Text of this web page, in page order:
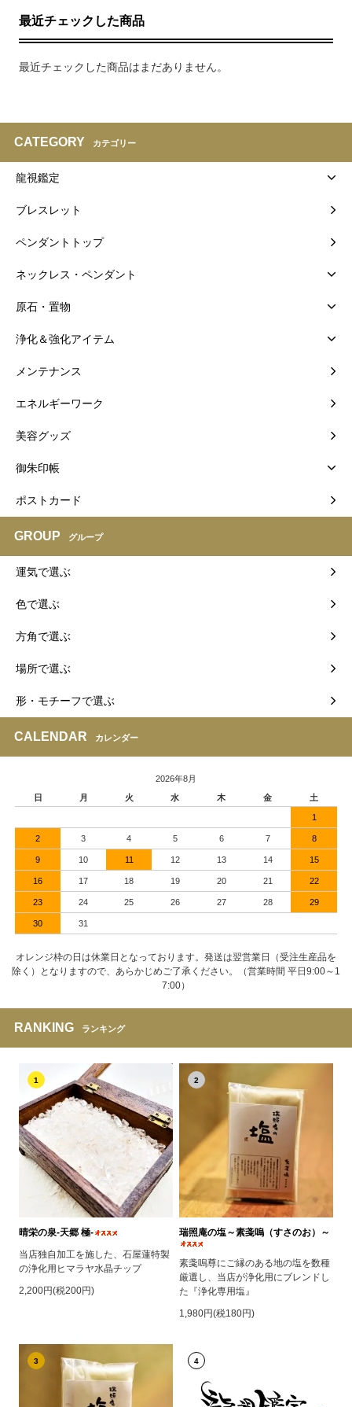
最近チェックした商品
最近チェックした商品はまだありません。
CATEGORY カテゴリー
龍視鑑定
ブレスレット
ペンダントトップ
ネックレス・ペンダント
原石・置物
浄化＆強化アイテム
メンテナンス
エネルギーワーク
美容グッズ
御朱印帳
ポストカード
GROUP グループ
運気で選ぶ
色で選ぶ
方角で選ぶ
場所で選ぶ
形・モチーフで選ぶ
CALENDAR カレンダー
2026年8月
日
月 火 水 木 金 土
1
2 3 4 5 6 7 8
9 10 11 12 13 14 15
16 17 18 19 20 21 22
23 24 25 26 27 28 29
30 31
オレンジ枠の日は休業日となっております。発送は翌営業日（受注生産品を
除く）となりますので、あらかじめご了承ください。（営業時間 平日9:00～1
7:00）
RANKING ランキング
1
晴栄の泉‐天郷 極‐
当店独自加工を施した、石屋蓮特製
の浄化用ヒマラヤ水晶チップ
2,200円(税200円)
2
瑞照庵の塩～素戔嗚（すさのお）～
素戔嗚尊にご縁のある地の塩を数種
厳選し、当店が浄化用にブレンドし
た『浄化専用塩』
1,980円(税180円)
3 4